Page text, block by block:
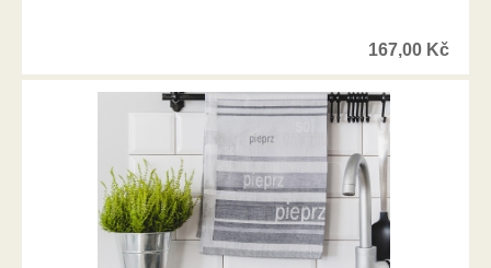
167,00 Kč